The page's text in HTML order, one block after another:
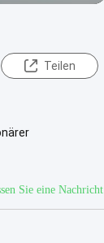
Teilen
Sie eine Nachricht.